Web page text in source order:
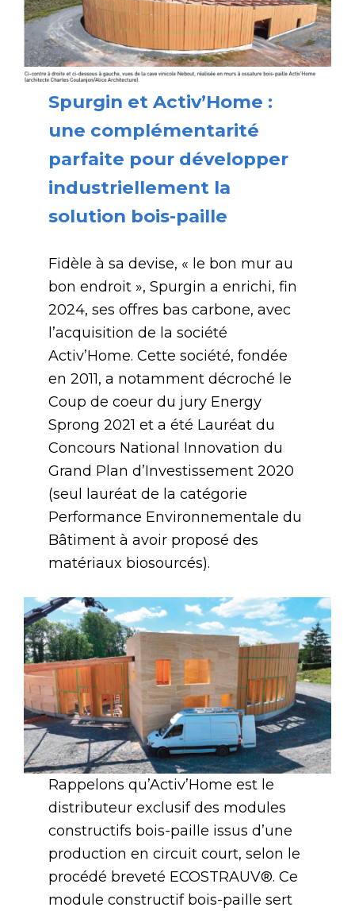
Spurgin et Activ’Home :
une complémentarité
parfaite pour développer
industriellement la
solution bois-paille
Fidèle à sa devise, « le bon mur au
bon endroit », Spurgin a enrichi, fin
2024, ses offres bas carbone, avec
l’acquisition de la société
Activ’Home. Cette société, fondée
en 2011, a notamment décroché le
Coup de coeur du jury Energy
Sprong 2021 et a été Lauréat du
Concours National Innovation du
Grand Plan d’Investissement 2020
(seul lauréat de la catégorie
Performance Environnementale du
Bâtiment à avoir proposé des
matériaux biosourcés).
Rappelons qu’Activ’Home est le
distributeur exclusif des modules
constructifs bois-paille issus d’une
production en circuit court, selon le
procédé breveté ECOSTRAUV®. Ce
module constructif bois-paille sert